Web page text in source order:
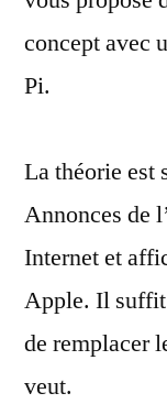
concept avec
Pi.
La théorie est
Annonces de
Internet et
Apple. Il suffit
de remplacer
veut.